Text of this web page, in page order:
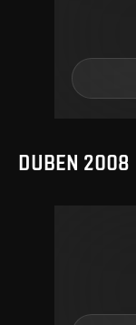
DUBEN 2008